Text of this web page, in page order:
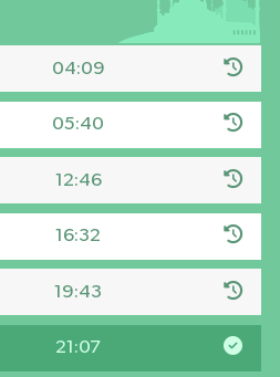
04:09
05:40
12:46
16:32
19:43
21:07